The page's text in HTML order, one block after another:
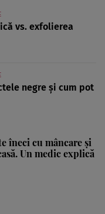
vs. exfolierea
negre și cum pot
îneci cu mâncare și
Un medic explică